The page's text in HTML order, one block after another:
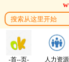
-首--页- 人力资源